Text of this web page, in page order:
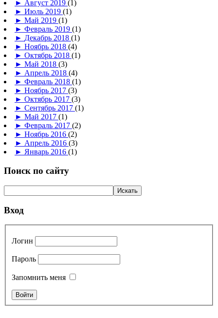
► Август 2019 (1)
► Июль 2019 (1)
► Май 2019 (1)
► Февраль 2019 (1)
► Декабрь 2018 (1)
► Ноябрь 2018 (4)
► Октябрь 2018 (1)
► Май 2018 (3)
► Апрель 2018 (4)
► Февраль 2018 (1)
► Ноябрь 2017 (3)
► Октябрь 2017 (3)
► Сентябрь 2017 (1)
► Май 2017 (1)
► Февраль 2017 (2)
► Ноябрь 2016 (2)
► Апрель 2016 (3)
► Январь 2016 (1)
Поиск по сайту
Вход
Логин
Пароль
Запомнить меня